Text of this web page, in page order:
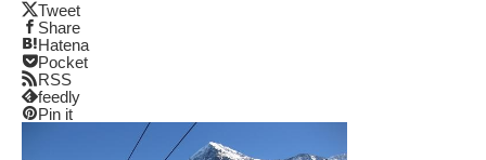
Tweet
Share
Hatena
Pocket
RSS
feedly
Pin it